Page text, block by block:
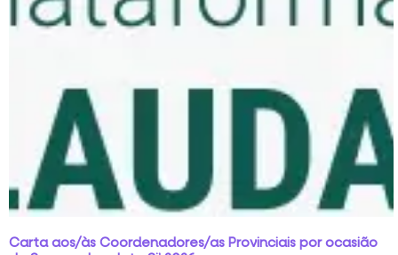
Carta aos/às Coordenadores/as Provinciais por ocasião